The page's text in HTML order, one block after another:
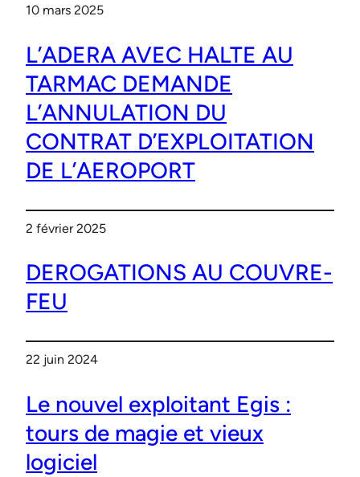
10 mars 2025
L’ADERA AVEC HALTE AU
TARMAC DEMANDE
L’ANNULATION DU
CONTRAT D’EXPLOITATION
DE L’AEROPORT
2 février 2025
DEROGATIONS AU COUVRE-
FEU
22 juin 2024
Le nouvel exploitant Egis :
tours de magie et vieux
logiciel